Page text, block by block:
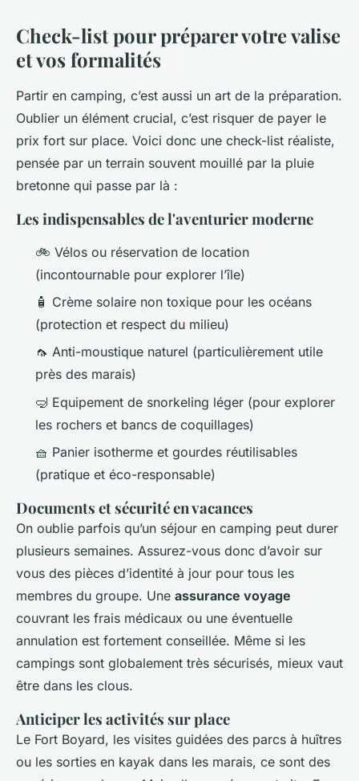
Check-list pour préparer votre valise
et vos formalités
Partir en camping, c’est aussi un art de la préparation.
Oublier un élément crucial, c’est risquer de payer le
prix fort sur place. Voici donc une check-list réaliste,
pensée par un terrain souvent mouillé par la pluie
bretonne qui passe par là :
Les indispensables de l'aventurier moderne
🚲 Vélos ou réservation de location
(incontournable pour explorer l’île)
🧴 Crème solaire non toxique pour les océans
(protection et respect du milieu)
🦟 Anti-moustique naturel (particulièrement utile
près des marais)
🤿 Equipement de snorkeling léger (pour explorer
les rochers et bancs de coquillages)
🧺 Panier isotherme et gourdes réutilisables
(pratique et éco-responsable)
Documents et sécurité en vacances
On oublie parfois qu’un séjour en camping peut durer
plusieurs semaines. Assurez-vous donc d’avoir sur
vous des pièces d’identité à jour pour tous les
membres du groupe. Une assurance voyage
couvrant les frais médicaux ou une éventuelle
annulation est fortement conseillée. Même si les
campings sont globalement très sécurisés, mieux vaut
être dans les clous.
Anticiper les activités sur place
Le Fort Boyard, les visites guidées des parcs à huîtres
ou les sorties en kayak dans les marais, ce sont des